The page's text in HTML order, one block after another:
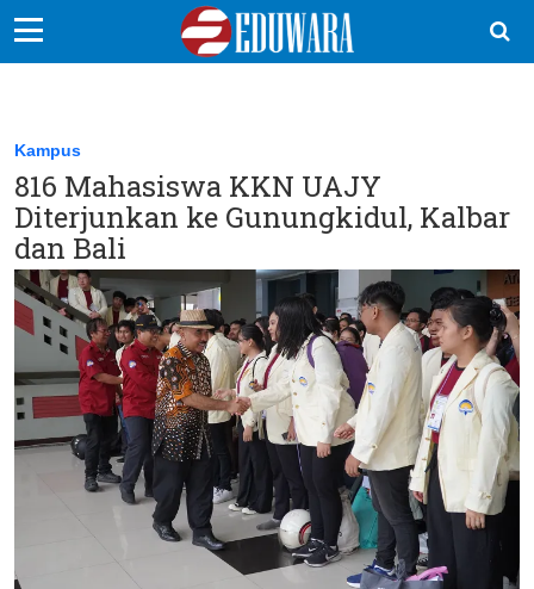
Sekolah Kita
Vokasi
Kampus
Idea
Sains
EduDana
Ikuti Kami di:
Kampus
816 Mahasiswa KKN UAJY
Diterjunkan ke Gunungkidul, Kalbar
dan Bali